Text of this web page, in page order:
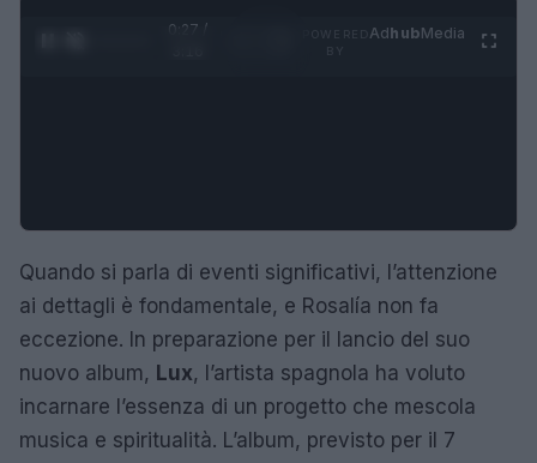
0:28 /
AdhubMedia
Quando si parla di eventi significativi, l’attenzione
ai dettagli è fondamentale, e Rosalía non fa
eccezione. In preparazione per il lancio del suo
nuovo album, Lux, l’artista spagnola ha voluto
incarnare l’essenza di un progetto che mescola
musica e spiritualità. L’album, previsto per il 7